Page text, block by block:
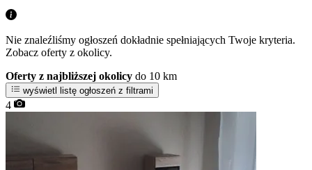
Nie znaleźliśmy ogłoszeń dokładnie spełniających Twoje kryteria.
Zobacz oferty z okolicy.
Oferty z najbliższej okolicy do 10 km
wyświetl listę ogłoszeń z filtrami
4